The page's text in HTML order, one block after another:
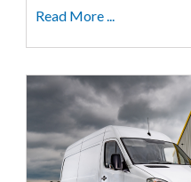
Read More ...